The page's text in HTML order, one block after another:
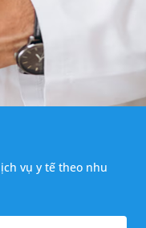
vụ y tế theo nhu